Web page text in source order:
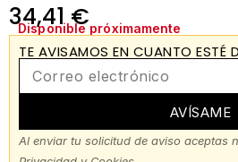
34,41€
Disponible próximamente
TE AVISAMOS EN CUANTO ESTÉ
AVÍSAME
Al enviar tu solicitud de aviso aceptas